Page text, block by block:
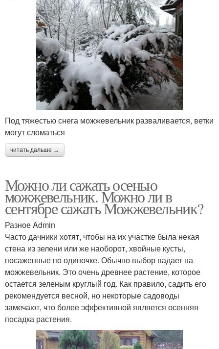
Под тяжестью снега можжевельник разваливается, ветки
могут сломаться
читать дальше →
Можно ли сажать осенью
можжевельник. Можно ли в
сентябре сажать Можжевельник?
Разное Admin
Часто дачники хотят, чтобы на их участке была некая
стена из зелени или же наоборот, хвойные кусты,
посаженные по одиночке. Обычно выбор падает на
можжевельник. Это очень древнее растение, которое
остается зеленым круглый год. Как правило, садить его
рекомендуется весной, но некоторые садоводы
замечают, что более эффективной является осенняя
посадка растения.